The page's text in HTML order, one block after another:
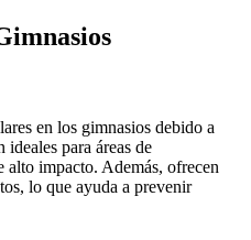
en los gimnasios debido a
ideales para áreas de
alto impacto. Además, ofrecen
lo que ayuda a prevenir